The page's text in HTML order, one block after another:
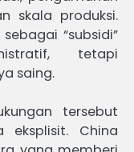
skala produksi.
“subsidi”
tetapi
saing.
tersebut
eksplisit. China